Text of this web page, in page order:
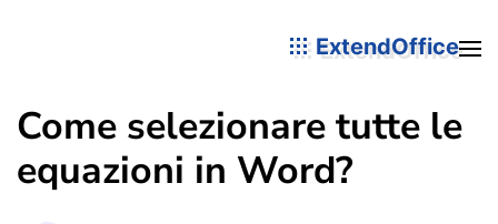
ExtendOffice
Come selezionare tutte le
equazioni in Word?